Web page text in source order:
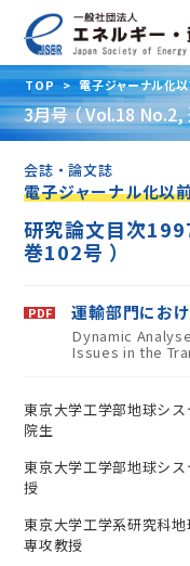
TOP > 電子ジャーナル化
102号 ）
3月号 （ Vol.18 No.2,
会誌・論文誌
電子ジャーナル化以
研究論文目次
巻102号 ）
運輸部門にお
Dynamic
Issues in the
東京大学工学部地球シ
院生
東京大学工学部地球シ
授
東京大学工学系研究科
専攻教授